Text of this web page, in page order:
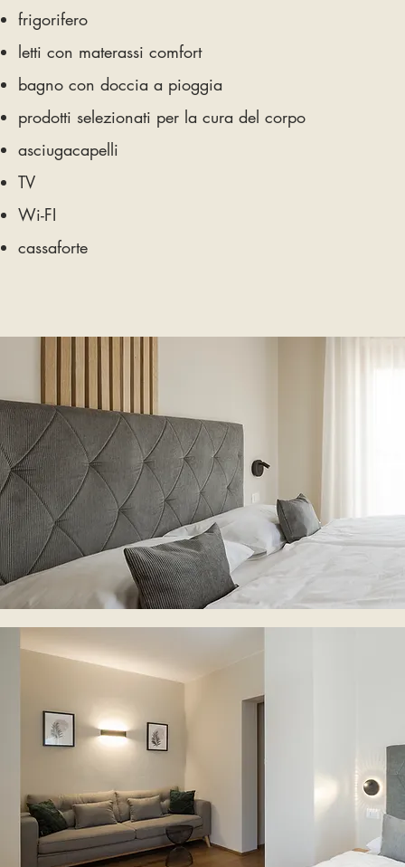
frigorifero
letti con materassi comfort
bagno con doccia a pioggia
prodotti selezionati per la cura del corpo
asciugacapelli
TV
Wi-FI
cassaforte